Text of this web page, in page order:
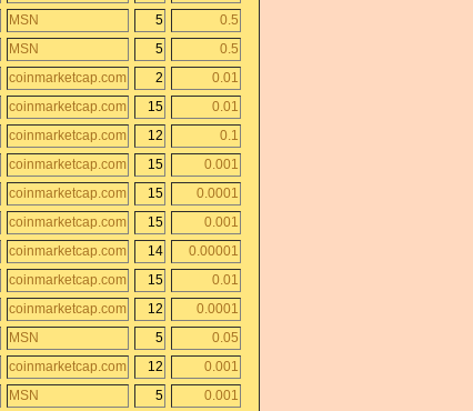
MSN 5
0.5
MSN 5
0.5
coinmarketcap.com 2
0.01
coinmarketcap.com 15
0.01
coinmarketcap.com 12
0.1
coinmarketcap.com 15
0.001
coinmarketcap.com 15
0.0001
coinmarketcap.com 15
0.001
coinmarketcap.com 14
0.00001
coinmarketcap.com 15
0.01
coinmarketcap.com 12
0.0001
MSN 5
0.05
coinmarketcap.com 12
0.001
MSN 5
0.001